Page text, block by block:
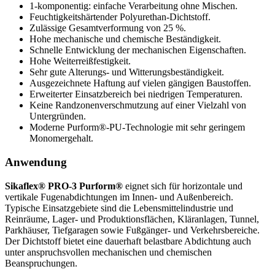
1-komponentig: einfache Verarbeitung ohne Mischen.
Feuchtigkeitshärtender Polyurethan-Dichtstoff.
Zulässige Gesamtverformung von 25 %.
Hohe mechanische und chemische Beständigkeit.
Schnelle Entwicklung der mechanischen Eigenschaften.
Hohe Weiterreißfestigkeit.
Sehr gute Alterungs- und Witterungsbeständigkeit.
Ausgezeichnete Haftung auf vielen gängigen Baustoffen.
Erweiterter Einsatzbereich bei niedrigen Temperaturen.
Keine Randzonenverschmutzung auf einer Vielzahl von
Untergründen.
Moderne Purform®-PU-Technologie mit sehr geringem
Monomergehalt.
Anwendung
Sikaflex® PRO-3 Purform® eignet sich für horizontale und
vertikale Fugenabdichtungen im Innen- und Außenbereich.
Typische Einsatzgebiete sind die Lebensmittelindustrie und
Reinräume, Lager- und Produktionsflächen, Kläranlagen, Tunnel,
Parkhäuser, Tiefgaragen sowie Fußgänger- und Verkehrsbereiche.
Der Dichtstoff bietet eine dauerhaft belastbare Abdichtung auch
unter anspruchsvollen mechanischen und chemischen
Beanspruchungen.